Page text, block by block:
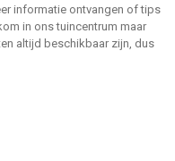
informatie ontvangen of tips
in ons tuincentrum maar
altijd beschikbaar zijn, dus